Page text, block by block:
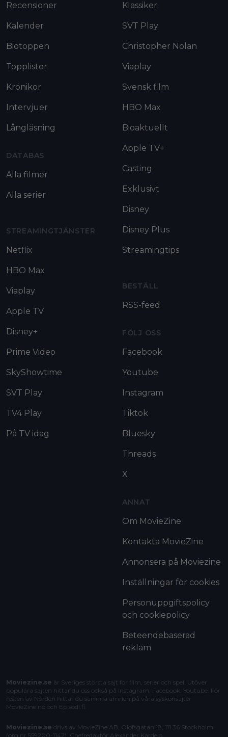
Recensioner
Kalender
Biotoppen
Topplistor
Krönikor
Intervjuer
Långläsning
DATABAS
Alla filmer
Alla serier
STREAMINGTJÄNSTER
Netflix
HBO Max
Viaplay
Apple TV
Disney+
Prime Video
SkyShowtime
SVT Play
TV4 Play
På TV idag
Klassiker
SVT Play
Christopher Nolan
Viaplay
Svensk film
HBO Max
Bioaktuellt
Apple TV+
Casting
Exklusivt
Disney
Disney Plus
Streamingtips
BESTÄLL
RSS-feed
FÖLJ OSS
Facebook
Youtube
Instagram
Tiktok
Bluesky
Threads
X
ANNAT
Om MovieZine
Kontakta MovieZine
Annonsera på Moviezine
Inställningar för cookies
Personuppgiftspolicy
och cookiepolicy
Beteendebaserad
reklam
Moviezine.se är Sveriges största sajt för film, serier och spel. Utöver
populära sajten hittar du oss också på Instagram, Facebook, Youtube. För
resten av Norden hittar du samma ämnen på våra syskonsajter
MovieZine.no och Episodi.fi
Moviezine.se drivs av MovieZine AB, Olofsgatan 18, 111 36 Stockholm
(org.nr 559200-1142). Chefredaktör Alexander Kardelo